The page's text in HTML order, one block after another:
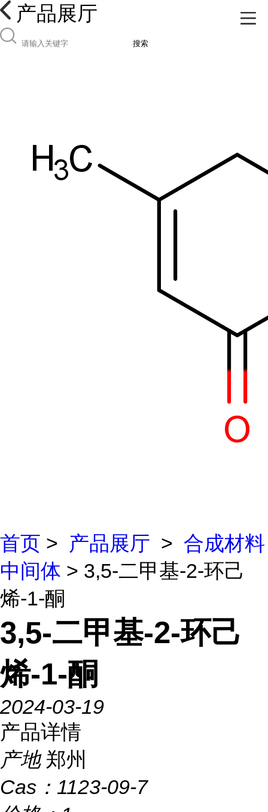
产品展厅
搜索
首页 > 产品展厅 > 合成材料
中间体 > 3,5-二甲基-2-环己
烯-1-酮
3,5-二甲基-2-环己
烯-1-酮
2024-03-19
产品详情
产地 郑州
Cas： 1123-09-7